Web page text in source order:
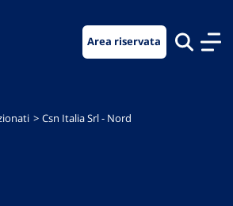
Area riservata
Csn Italia Srl - Nord